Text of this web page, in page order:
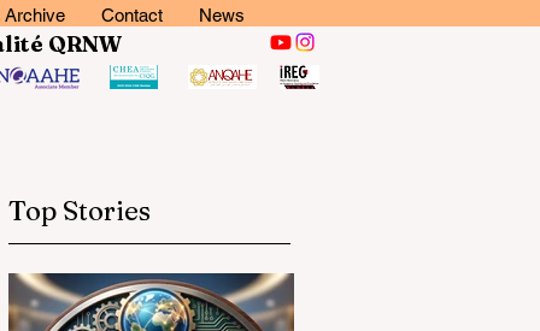
Archive Contact News
QRNW
Top Stories